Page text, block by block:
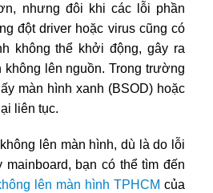
nhưng đôi khi các lỗi phần
đột driver hoặc virus cũng có
không thể khởi động, gây ra
lên nguồn. Trong trường
màn hình xanh (BSOD) hoặc
liên tục.
lên màn hình, dù là do lỗi
mainboard, bạn có thể tìm đến
lên màn hình TPHCM của